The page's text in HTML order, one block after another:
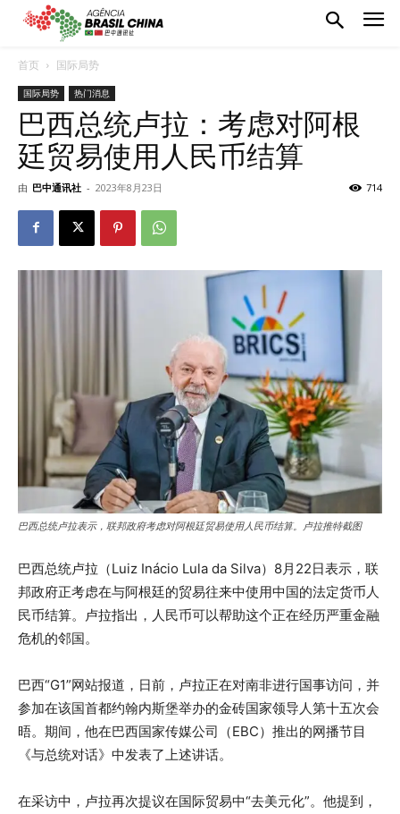
首页 国际局势
国际局势 热门消息
巴西总统卢拉：考虑对阿根
廷贸易使用人民币结算
由 巴中通讯社 - 2023年8月23日 714
巴西总统卢拉表示，联邦政府考虑对阿根廷贸易使用人民币结算。卢拉推特截图
巴西总统卢拉（Luiz Inácio Lula da Silva）8月22日表示，联
邦政府正考虑在与阿根廷的贸易往来中使用中国的法定货币人
民币结算。卢拉指出，人民币可以帮助这个正在经历严重金融
危机的邻国。
巴西“G1”网站报道，日前，卢拉正在对南非进行国事访问，并
参加在该国首都约翰内斯堡举办的金砖国家领导人第十五次会
晤。期间，他在巴西国家传媒公司（EBC）推出的网播节目
《与总统对话》中发表了上述讲话。
在采访中，卢拉再次提议在国际贸易中“去美元化”。他提到，